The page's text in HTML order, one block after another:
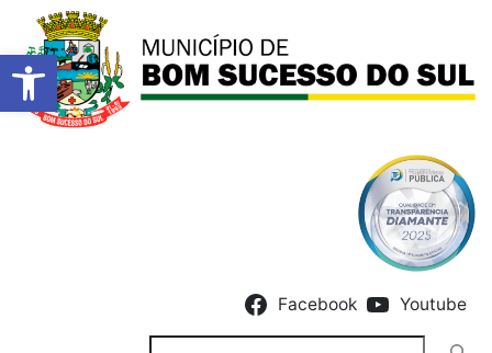
Barra de Ferramentas
Facebook Youtube